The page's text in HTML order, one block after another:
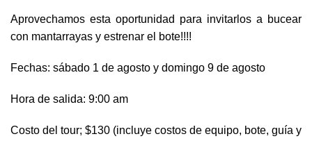
CONTACTO
Aprovechamos esta oportunidad para invitarlos a bucear
con mantarrayas y estrenar el bote!!!!
Fechas: sábado 1 de agosto y domingo 9 de agosto
Hora de salida: 9:00 am
Costo del tour; $130 (incluye costos de equipo, bote, guía y